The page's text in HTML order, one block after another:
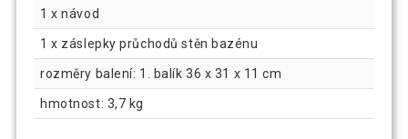
1 x návod
1 x záslepky průchodů stěn bazénu
rozměry balení: 1. balík 36 x 31 x 11 cm
hmotnost: 3,7 kg